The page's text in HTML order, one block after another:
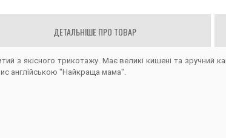
ДЕТАЛЬНІШЕ ПРО ТОВАР
з якісного трикотажу. Має великі кишені та зручний
англійською "Найкраща мама".